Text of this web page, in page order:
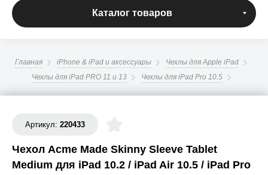
О магазине
Адреса магазинов
+7 495 960-31-54
+7 800 500-31-47
Каталог товаров
Главная iPhone & iPad и аксессуары
Чехлы для Apple iPad
Чехлы для iPad PRO 11 и 13
Чехлы для iPad Pro 10.5
Артикул: 220433
Чехол Acme Made Skinny Sleeve Tablet
Medium для iPad 10.2 / iPad Air 10.5 / iPad Pro